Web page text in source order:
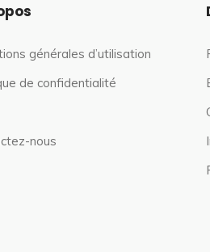
générales d’utilisation
de confidentialité
nous